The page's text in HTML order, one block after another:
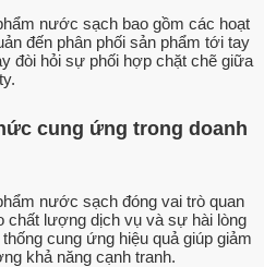
nước sạch bao gồm các hoạt
đến phân phối sản phẩm tới tay
đòi hỏi sự phối hợp chặt chẽ giữa
cung ứng trong doanh
nước sạch đóng vai trò quan
chất lượng dịch vụ và sự hài lòng
cung ứng hiệu quả giúp giảm
khả năng cạnh tranh.